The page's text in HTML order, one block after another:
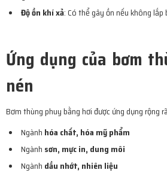
Độ ồn khí xả: Có thể gây ồn nếu không
Ứng dụng của bơm
nén
Bơm thùng phuy bằng hơi được ứng dụng rộng
Ngành hóa chất, hóa mỹ phẩm
Ngành sơn, mực in, dung môi
Ngành dầu nhớt, nhiên liệu